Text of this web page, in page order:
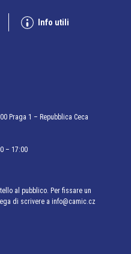
Info utili
Praga 1 – Repubblica Ceca
– 17:00
al pubblico. Per fissare un
di scrivere a info@camic.cz